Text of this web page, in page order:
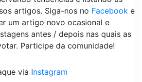
artigos. Siga-nos no Facebook e
um artigo novo ocasional e
antes / depois nas quais as
Participe da comunidade!
via Instagram